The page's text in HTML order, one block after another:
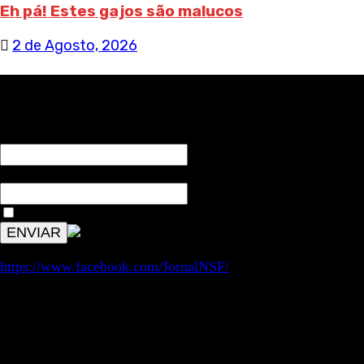
Eh pá! Estes gajos são malucos
2 de Agosto, 2026
https://www.facebook.com/JornalNSF/